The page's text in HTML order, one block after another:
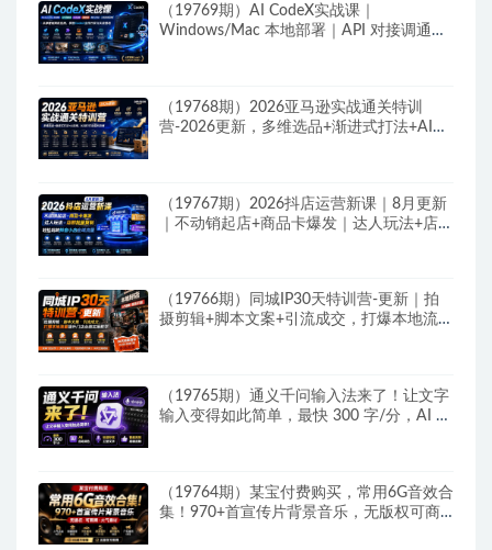
（19769期）AI CodeX实战课｜
Windows/Mac 本地部署｜API 对接调通｜
（19768期）2026亚马逊实战通关特训
营-2026更新，多维选品+渐进式打法+AI应
（19767期）2026抖店运营新课｜8月更新
｜不动销起店+商品卡爆发｜达人玩法+店群
（19766期）同城IP30天特训营-更新｜拍
摄剪辑+脚本文案+引流成交，打爆本地流量
（19765期）通义千问输入法来了！让文字
输入变得如此简单，最快 300 字/分，AI 自
（19764期）某宝付费购买，常用6G音效合
集！970+首宣传片背景音乐，无版权可商